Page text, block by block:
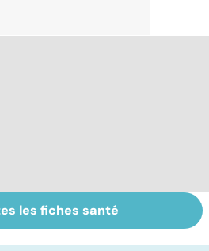
Tout savoir sur le
cancer de la
les fiches santé